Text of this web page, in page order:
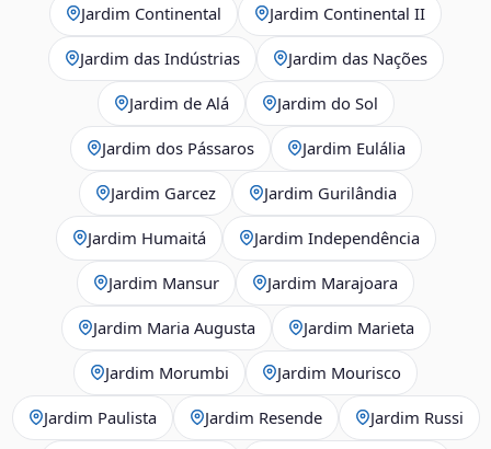
Jardim Continental Jardim Continental II
Jardim das Indústrias Jardim das Nações
Jardim de Alá Jardim do Sol
Jardim dos Pássaros Jardim Eulália
Jardim Garcez Jardim Gurilândia
Jardim Humaitá Jardim Independência
Jardim Mansur Jardim Marajoara
Jardim Maria Augusta Jardim Marieta
Jardim Morumbi Jardim Mourisco
Jardim Paulista Jardim Resende Jardim Russi